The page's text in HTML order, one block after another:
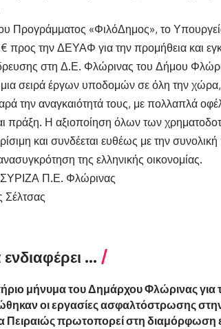
Προγράμματος «ΦιλόΔημος», το
προς την ΔΕΥΑΦ για την προμήθεια και
στη Δ.Ε. Φλώρινας του Δήμου
μια σειρά έργων υποδομών σε όλη την χώρα,
την αναγκαιότητά τους, με πολλαπλά
πράξη. Η αξιοποίηση όλων των
και συνδέεται ευθέως με την
της ελληνικής οικονομίας.
Π.Ε. Φλώρινας
Σέλτσας
...
μήνυμα του Δημάρχου Φλώρινας για
οι εργασίες ασφαλτόστρωσης
Πειραιώς πρωτοπορεί στη διαμόρφωση